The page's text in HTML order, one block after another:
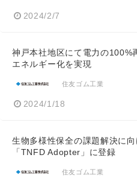
2024/2/7
神戸本社地区にて電力の100%
エネルギー化を実現
住友ゴム工業
2024/1/18
生物多様性保全の課題解決に向
「TNFD Adopter」に登録
住友ゴム工業